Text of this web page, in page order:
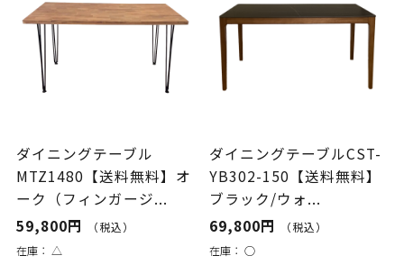
ダイニングテーブル
MTZ1480【送料無料】オ
ーク（フィンガージ...
59,800円
（税込）
在庫： △
ダイニングテーブルCST-
YB302-150【送料無料】
ブラック/ウォ...
69,800円
（税込）
在庫：○